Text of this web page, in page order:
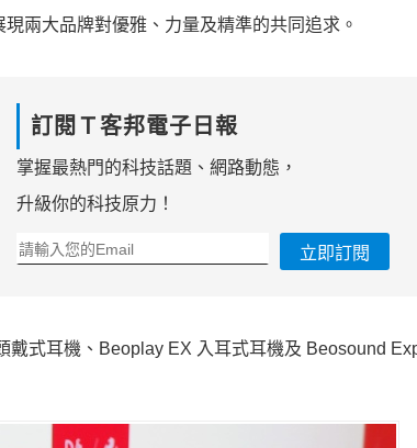
兩大品牌對優雅、力量及精準的共同追求。
訂閱Ｔ客邦電子日報
掌握最熱門的科技話題、網路動態，
升級你的科技原力！
立即訂閱
式耳機、Beoplay EX 入耳式耳機及 Beosound